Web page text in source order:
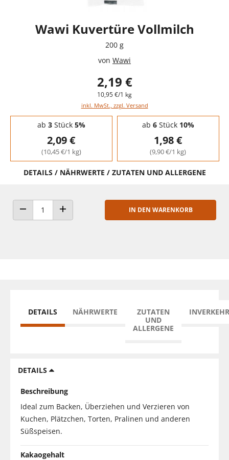
Wawi Kuvertüre Vollmilch
200 g
von Wawi
2,19 €
10,95 €/1 kg
inkl. MwSt., zzgl. Versand
Staffelpreise - Mengenrabatt
ab 3Stück 5%
2,09 €
(10,45 €/1 kg)
ab 6Stück 10%
1,98 €
(9,90 €/1 kg)
DETAILS / NÄHRWERTE / ZUTATEN UND ALLERGENE
ANZAHL VERRINGERNANZAHL ERHÖHEN
IN DEN WARENKORB
DETAILS NÄHRWERTE
ZUTATEN
UND
ALLERGENE
DETAILS
Beschreibung
Ideal zum Backen, Überziehen und Verzieren von
Kuchen, Plätzchen, Torten, Pralinen und anderen
Süßspeisen.
Kakaogehalt